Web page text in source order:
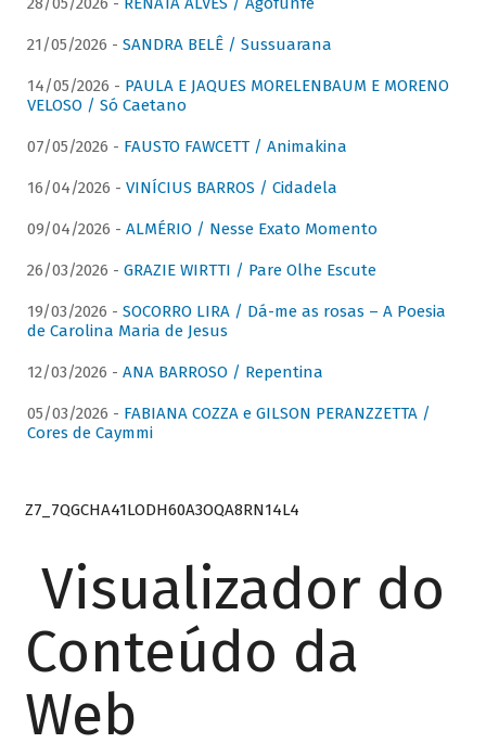
21/05/2026 - SANDRA BELÊ / Sussuarana
14/05/2026 - PAULA E JAQUES MORELENBAUM E MORENO
VELOSO / Só Caetano
07/05/2026 - FAUSTO FAWCETT / Animakina
16/04/2026 - VINÍCIUS BARROS / Cidadela
09/04/2026 - ALMÉRIO / Nesse Exato Momento
26/03/2026 - GRAZIE WIRTTI / Pare Olhe Escute
19/03/2026 - SOCORRO LIRA / Dá-me as rosas – A Poesia
de Carolina Maria de Jesus
12/03/2026 - ANA BARROSO / Repentina
05/03/2026 - FABIANA COZZA e GILSON PERANZZETTA /
Cores de Caymmi
Z7_7QGCHA41LODH60A3OQA8RN14L4
Visualizador do
Conteúdo da
Web